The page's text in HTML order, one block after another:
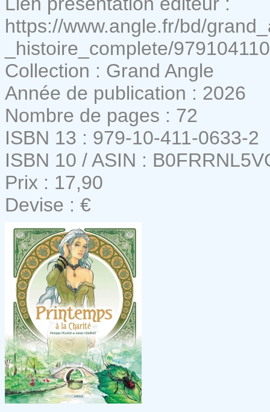
https://www.angle.fr/bd/
_histoire_complete/
Collection : Grand Angle
Année de publication : 2026
Nombre de pages : 72
ISBN 13 : 979-10-411-0633-2
ISBN 10 / ASIN :
Prix : 17,90
Devise : €